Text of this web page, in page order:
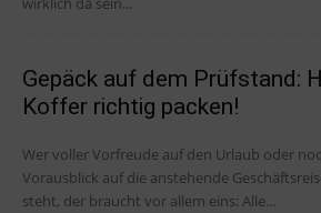
Gepäck auf dem Prüfstand:
Koffer richtig packen!
Wer voller Vorfreude auf den Urlaub oder
Vorausblick auf die anstehende
steht, der braucht vor allem eins: Alle...